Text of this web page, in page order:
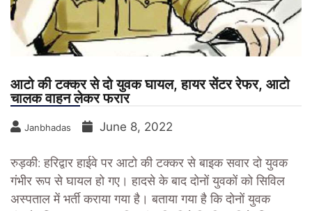
आटो की टक्कर से दो युवक घायल, हायर सेंटर रेफर, आटो
चालक वाहन लेकर फरार
Janbhadas June 8, 2022
रुड़की: हरिद्वार हाईवे पर आटो की टक्कर से बाइक सवार दो युवक
गंभीर रूप से घायल हो गए। हादसे के बाद दोनों युवकों को सिविल
अस्पताल में भर्ती कराया गया है। बताया गया है कि दोनों युवक